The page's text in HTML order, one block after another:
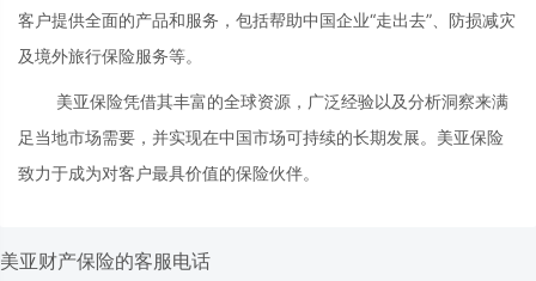
客户提供全面的产品和服务，包括帮助中国企业“走出去”、防损减灾
及境外旅行保险服务等。
美亚保险凭借其丰富的全球资源，广泛经验以及分析洞察来满
足当地市场需要，并实现在中国市场可持续的长期发展。美亚保险
致力于成为对客户最具价值的保险伙伴。
美亚财产保险的客服电话